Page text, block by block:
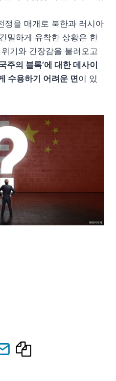
쟁을 매개로 북한과 러시아
밀하게 유착한 상황은 한
기와 긴장감을 불러오고
주의 블록’에 대한 데사이
수용하기 어려운 면이 있